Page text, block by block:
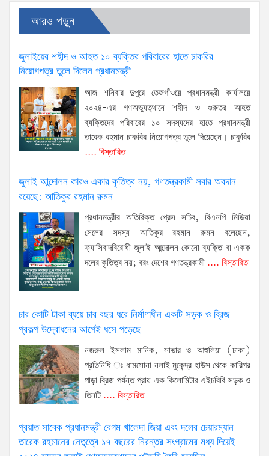
আরও পড়ুন
জুলাইয়ের শহীদ ও আহত ১০ ব্যক্তির পরিবারের হাতে চাকরির
নিয়োগপত্র তুলে দিলেন প্রধানমন্ত্রী
আজ শনিবার দুপুরে তেজগাঁওয়ে প্রধানমন্ত্রী কার্যালয়ে
২০২৪-এর গণঅভ্যুত্থানে শহীদ ও গুরুতর আহত
ব্যক্তিদের পরিবারের ১০ সদস্যদের হাতে প্রধানমন্ত্রী
তারেক রহমান চাকরির নিয়োগপত্র তুলে দিয়েছেন। চাকুরির
.... বিস্তারিত
জুলাই আন্দোলন কারও একার কৃতিত্ব নয়, গণতন্ত্রকামী সবার অবদান
রয়েছে: আতিকুর রহমান রুমন
প্রধানমন্ত্রীর অতিরিক্ত প্রেস সচিব, বিএনপি মিডিয়া
সেলের সদস্য আতিকুর রহমান রুমন বলেছেন,
ফ্যাসিবাদবিরোধী জুলাই আন্দোলন কোনো ব্যক্তি বা একক
দলের কৃতিত্ব নয়; বরং দেশের গণতন্ত্রকামী .... বিস্তারিত
চার কোটি টাকা ব্যয়ে চার বছর ধরে নির্মাণাধীন একটি সড়ক ও ব্রিজ
প্রকল্প উদ্বোধনের আগেই ধসে পড়েছে
নজরুল ইসলাম মানিক, সাভার ও আশুলিয়া (ঢাকা)
প্রতিনিধি ঃ ধামসোনা নলাই মুকেন্দ্র হাউস থেকে কারিগর
পাড়া ব্রিজ পর্যন্ত প্রায় এক কিলোমিটার এইচবিবি সড়ক ও
তিনটি .... বিস্তারিত
প্রয়াত সাবেক প্রধানমন্ত্রী বেগম খালেদা জিয়া এবং দলের চেয়ারম্যান
তারেক রহমানের নেতৃত্বে ১৭ বছরের নিরন্তর সংগ্রামের মধ্য দিয়েই